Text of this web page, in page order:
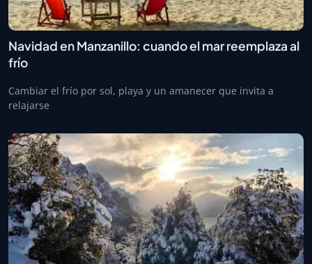
Navidad en Manzanillo: cuando el mar reemplaza al
frío
Cambiar el frío por sol, playa y un amanecer que invita a
relajarse